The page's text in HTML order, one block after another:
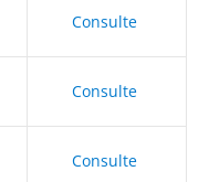
Consulte
Consulte
Consulte